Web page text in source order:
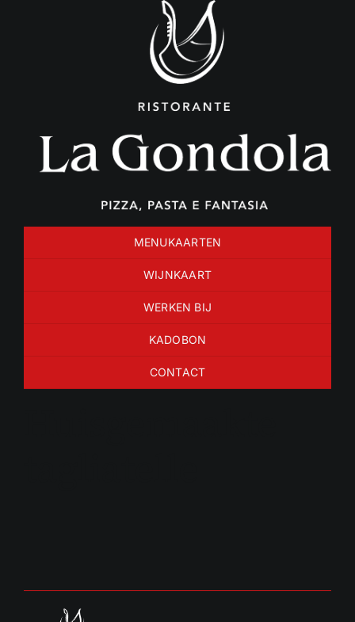
MENUKAARTEN
WIJNKAART
WERKEN BIJ
KADOBON
CONTACT